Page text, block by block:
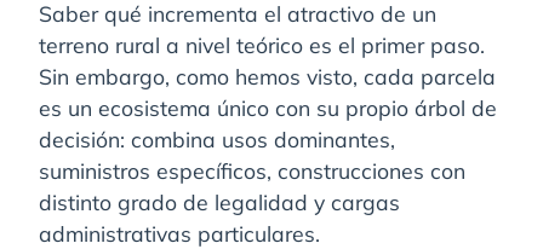
Saber qué incrementa el atractivo de un
terreno rural a nivel teórico es el primer paso.
Sin embargo, como hemos visto, cada parcela
es un ecosistema único con su propio árbol de
decisión: combina usos dominantes,
suministros específicos, construcciones con
distinto grado de legalidad y cargas
administrativas particulares.